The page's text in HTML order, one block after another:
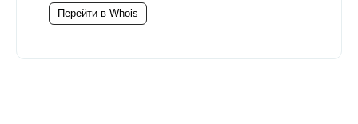
Перейти в Whois